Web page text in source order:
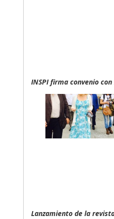
INSPI firma convenio
Lanzamiento de la